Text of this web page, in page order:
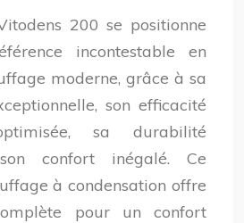
200 se positionne
incontestable en
moderne, grâce à sa
son efficacité
sa durabilité
confort inégalé. Ce
à condensation offre
pour un confort